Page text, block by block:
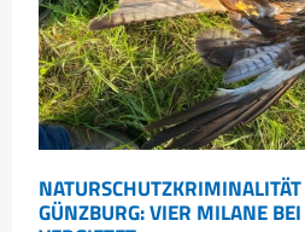
GÜNZBURG: VIER MILANE